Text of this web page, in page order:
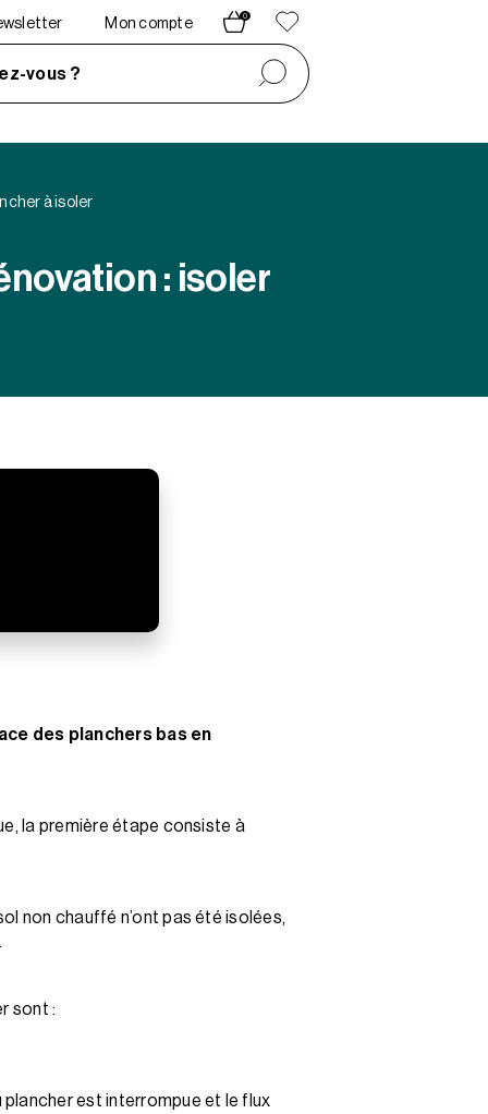
Mon compte
0
vous ?
à isoler
: isoler
des planchers bas en
la première étape consiste à
non chauffé n’ont pas été isolées,
sont :
est interrompue et le flux